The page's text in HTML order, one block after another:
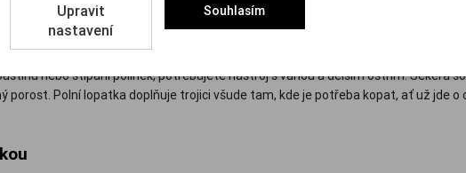
nebo štípání polínek, potřebujete nástroj s vahou a delším ostřím. Sekera
porost. Polní lopatka doplňuje trojici všude tam, kde je potřeba kopat, ať už jde
Upravit
nastavení
Souhlasím